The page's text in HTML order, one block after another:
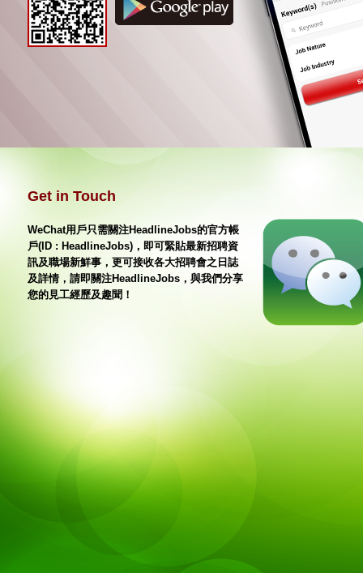
Get in Touch
WeChat用戶只需關注HeadlineJobs的官方帳
戶(ID : HeadlineJobs)，即可緊貼最新招聘資
訊及職場新鮮事，更可接收各大招聘會之日誌
及詳情，請即關注HeadlineJobs，與我們分享
您的見工經歷及趣聞！